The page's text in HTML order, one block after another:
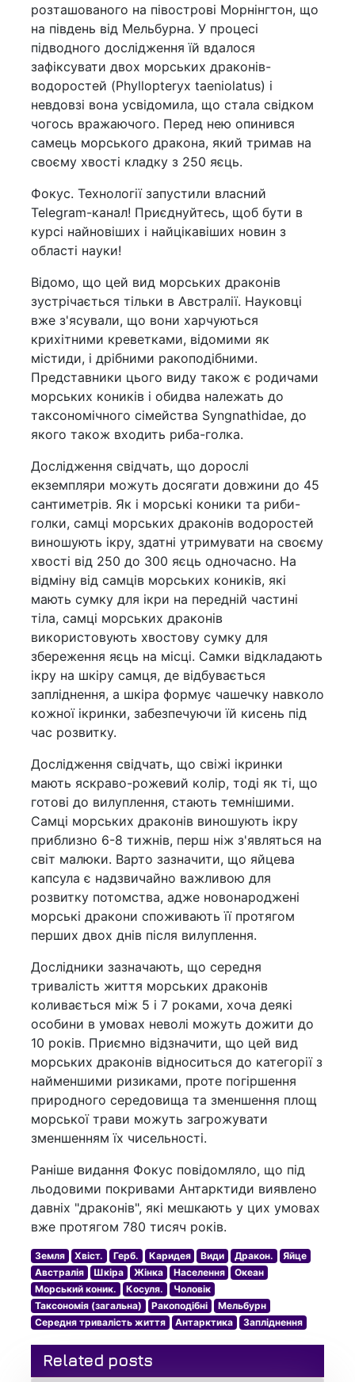
розташованого на півострові Морнінгтон, що
на південь від Мельбурна. У процесі
підводного дослідження їй вдалося
зафіксувати двох морських драконів-
водоростей (Phyllopteryx taeniolatus) і
невдовзі вона усвідомила, що стала свідком
чогось вражаючого. Перед нею опинився
самець морського дракона, який тримав на
своєму хвості кладку з 250 яєць.
Фокус. Технології запустили власний
Telegram-канал! Приєднуйтесь, щоб бути в
курсі найновіших і найцікавіших новин з
області науки!
Відомо, що цей вид морських драконів
зустрічається тільки в Австралії. Науковці
вже з'ясували, що вони харчуються
крихітними креветками, відомими як
містиди, і дрібними ракоподібними.
Представники цього виду також є родичами
морських коників і обидва належать до
таксономічного сімейства Syngnathidae, до
якого також входить риба-голка.
Дослідження свідчать, що дорослі
екземпляри можуть досягати довжини до 45
сантиметрів. Як і морські коники та риби-
голки, самці морських драконів водоростей
виношують ікру, здатні утримувати на своєму
хвості від 250 до 300 яєць одночасно. На
відміну від самців морських коників, які
мають сумку для ікри на передній частині
тіла, самці морських драконів
використовують хвостову сумку для
збереження яєць на місці. Самки відкладають
ікру на шкіру самця, де відбувається
запліднення, а шкіра формує чашечку навколо
кожної ікринки, забезпечуючи їй кисень під
час розвитку.
Дослідження свідчать, що свіжі ікринки
мають яскраво-рожевий колір, тоді як ті, що
готові до вилуплення, стають темнішими.
Самці морських драконів виношують ікру
приблизно 6-8 тижнів, перш ніж з'являться на
світ малюки. Варто зазначити, що яйцева
капсула є надзвичайно важливою для
розвитку потомства, адже новонароджені
морські дракони споживають її протягом
перших двох днів після вилуплення.
Дослідники зазначають, що середня
тривалість життя морських драконів
коливається між 5 і 7 роками, хоча деякі
особини в умовах неволі можуть дожити до
10 років. Приємно відзначити, що цей вид
морських драконів відноситься до категорії з
найменшими ризиками, проте погіршення
природного середовища та зменшення площ
морської трави можуть загрожувати
зменшенням їх чисельності.
Раніше видання Фокус повідомляло, що під
льодовими покривами Антарктиди виявлено
давніх "драконів", які мешкають у цих умовах
вже протягом 780 тисяч років.
Земля Хвіст. Герб. Каридея Види Дракон.
Яйце
Австралія
Шкіра Жінка Населення
Океан
Морський коник.
Косуля.
Чоловік
Таксономія (загальна)
Ракоподібні
Мельбурн
Середня тривалість життя
Антарктика Запліднення
Related posts